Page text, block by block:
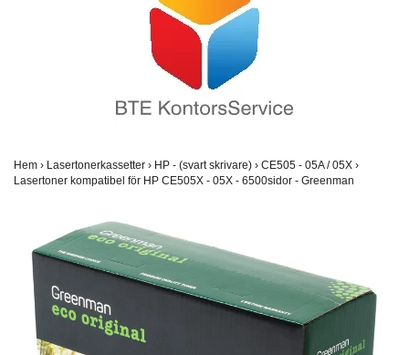
Hem › Lasertonerkassetter › HP - (svart skrivare) › CE505 - 05A / 05X ›
Lasertoner kompatibel för HP CE505X - 05X - 6500sidor - Greenman